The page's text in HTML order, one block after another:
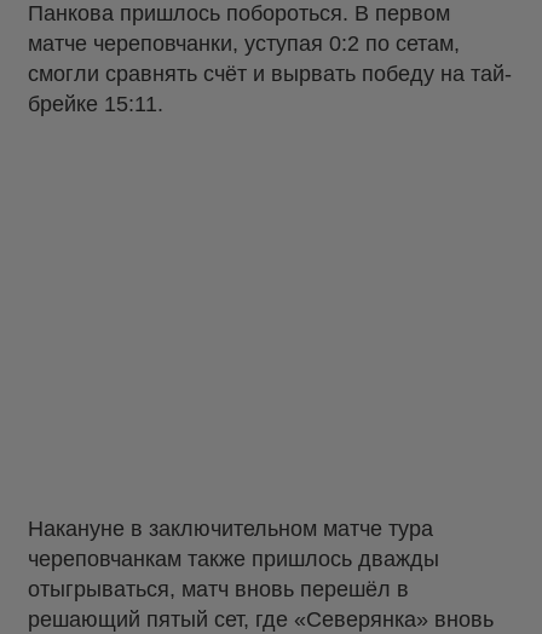
Панкова пришлось побороться. В первом
матче череповчанки, уступая 0:2 по сетам,
смогли сравнять счёт и вырвать победу на тай-
брейке 15:11.
Накануне в заключительном матче тура
череповчанкам также пришлось дважды
отыгрываться, матч вновь перешёл в
решающий пятый сет, где «Северянка» вновь